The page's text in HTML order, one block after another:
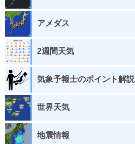
アメダス
2週間天気
気象予報士のポイント解説
世界天気
地震情報